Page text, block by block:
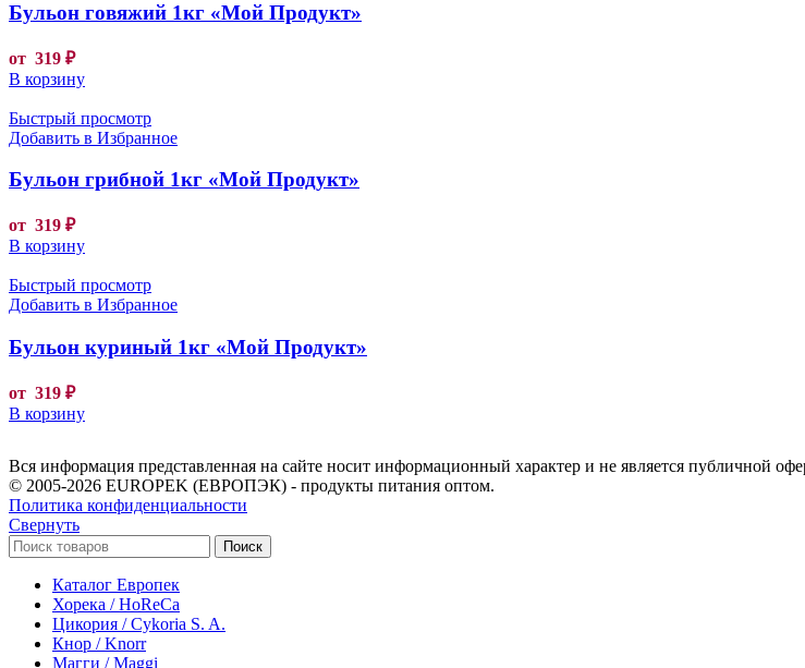
Бульон говяжий 1кг «Мой Продукт»
от 319 ₽
В корзину
Быстрый просмотр
Добавить в Избранное
Бульон грибной 1кг «Мой Продукт»
от 319 ₽
В корзину
Быстрый просмотр
Добавить в Избранное
Бульон куриный 1кг «Мой Продукт»
от 319 ₽
В корзину
Вся информация представленная на сайте носит информационный характер и не является публичной
© 2005-2026 EUROPEK (ЕВРОПЭК) - продукты питания оптом.
Политика конфиденциальности
Свернуть
Поиск
Каталог Европек
Хорека / HoReCa
Цикория / Cykoria S. A.
Кнор / Knorr
Магги / Maggi